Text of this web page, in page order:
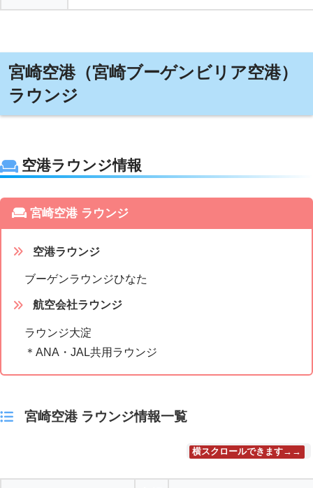
宮崎空港（宮崎ブーゲンビリア空港）
ラウンジ
空港ラウンジ情報
宮崎空港 ラウンジ
空港ラウンジ
ブーゲンラウンジひなた
航空会社ラウンジ
ラウンジ大淀
＊ANA・JAL共用ラウンジ
宮崎空港 ラウンジ情報一覧
横スクロールできます→→